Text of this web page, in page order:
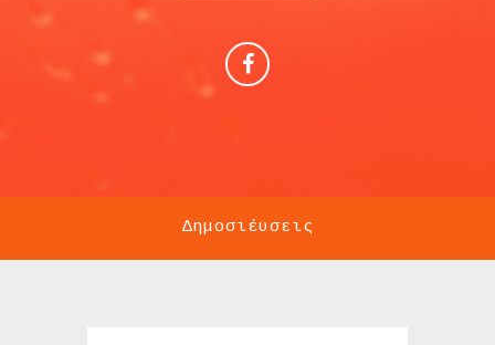
Σύμβουλος Δ. Πατρέων
Δημοσιέυσεις